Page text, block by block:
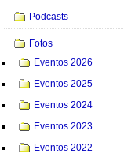
Podcasts
Fotos
Eventos 2026
Eventos 2025
Eventos 2024
Eventos 2023
Eventos 2022